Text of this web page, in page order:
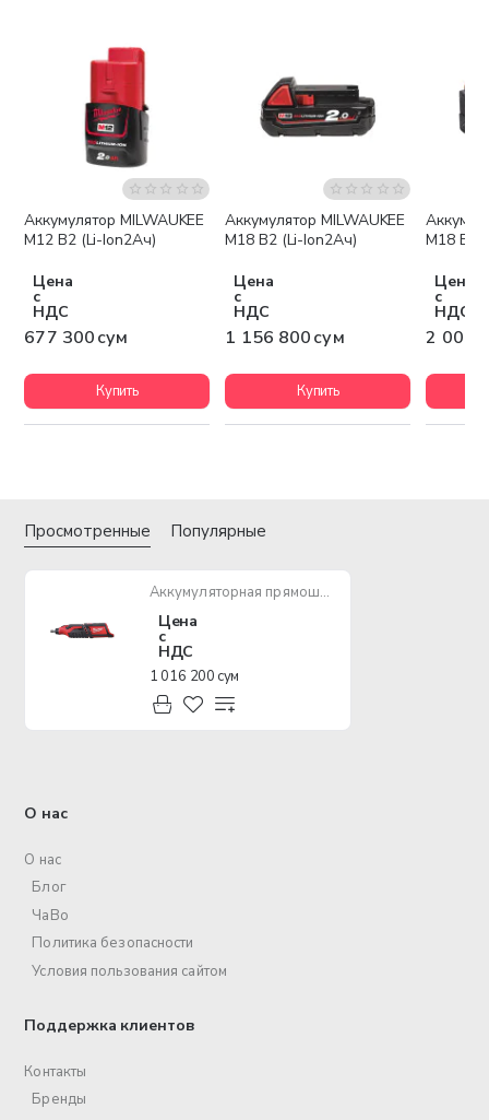
Аккумулятор MILWAUKEE
M12 B2 (Li-Ion2Ач)
Цена
с
НДС
677 300 сум
Купить
Бесплатная доставка
Аккумулятор MILWAUKEE
M18 B2 (Li-Ion2Ач)
Цена
с
НДС
1 156 800 сум
Купить
M18 B5
Цена
с
НДС
2 003
Просмотренные Популярные
Аккумуляторная прямошлифмашина MILWAUKE C12 RT-0
Цена
с
НДС
1 016 200 сум
О нас
О нас
Блог
ЧаВо
Политика безопасности
Условия пользования сайтом
Поддержка клиентов
Контакты
Бренды